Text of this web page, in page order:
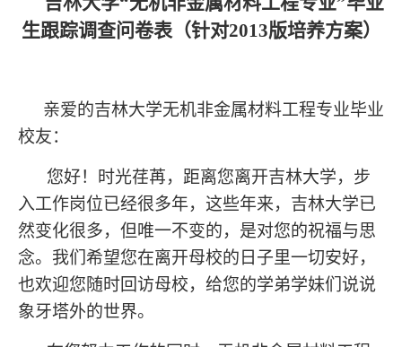
生跟踪调查问卷表（针对2013版培养方案）
亲爱的吉林大学无机非金属材料工程专业毕业
校友：
您好！时光荏苒，距离您离开吉林大学，步
入工作岗位已经很多年，这些年来，吉林大学已
然变化很多，但唯一不变的，是对您的祝福与思
念。我们希望您在离开母校的日子里一切安好，
也欢迎您随时回访母校，给您的学弟学妹们说说
象牙塔外的世界。